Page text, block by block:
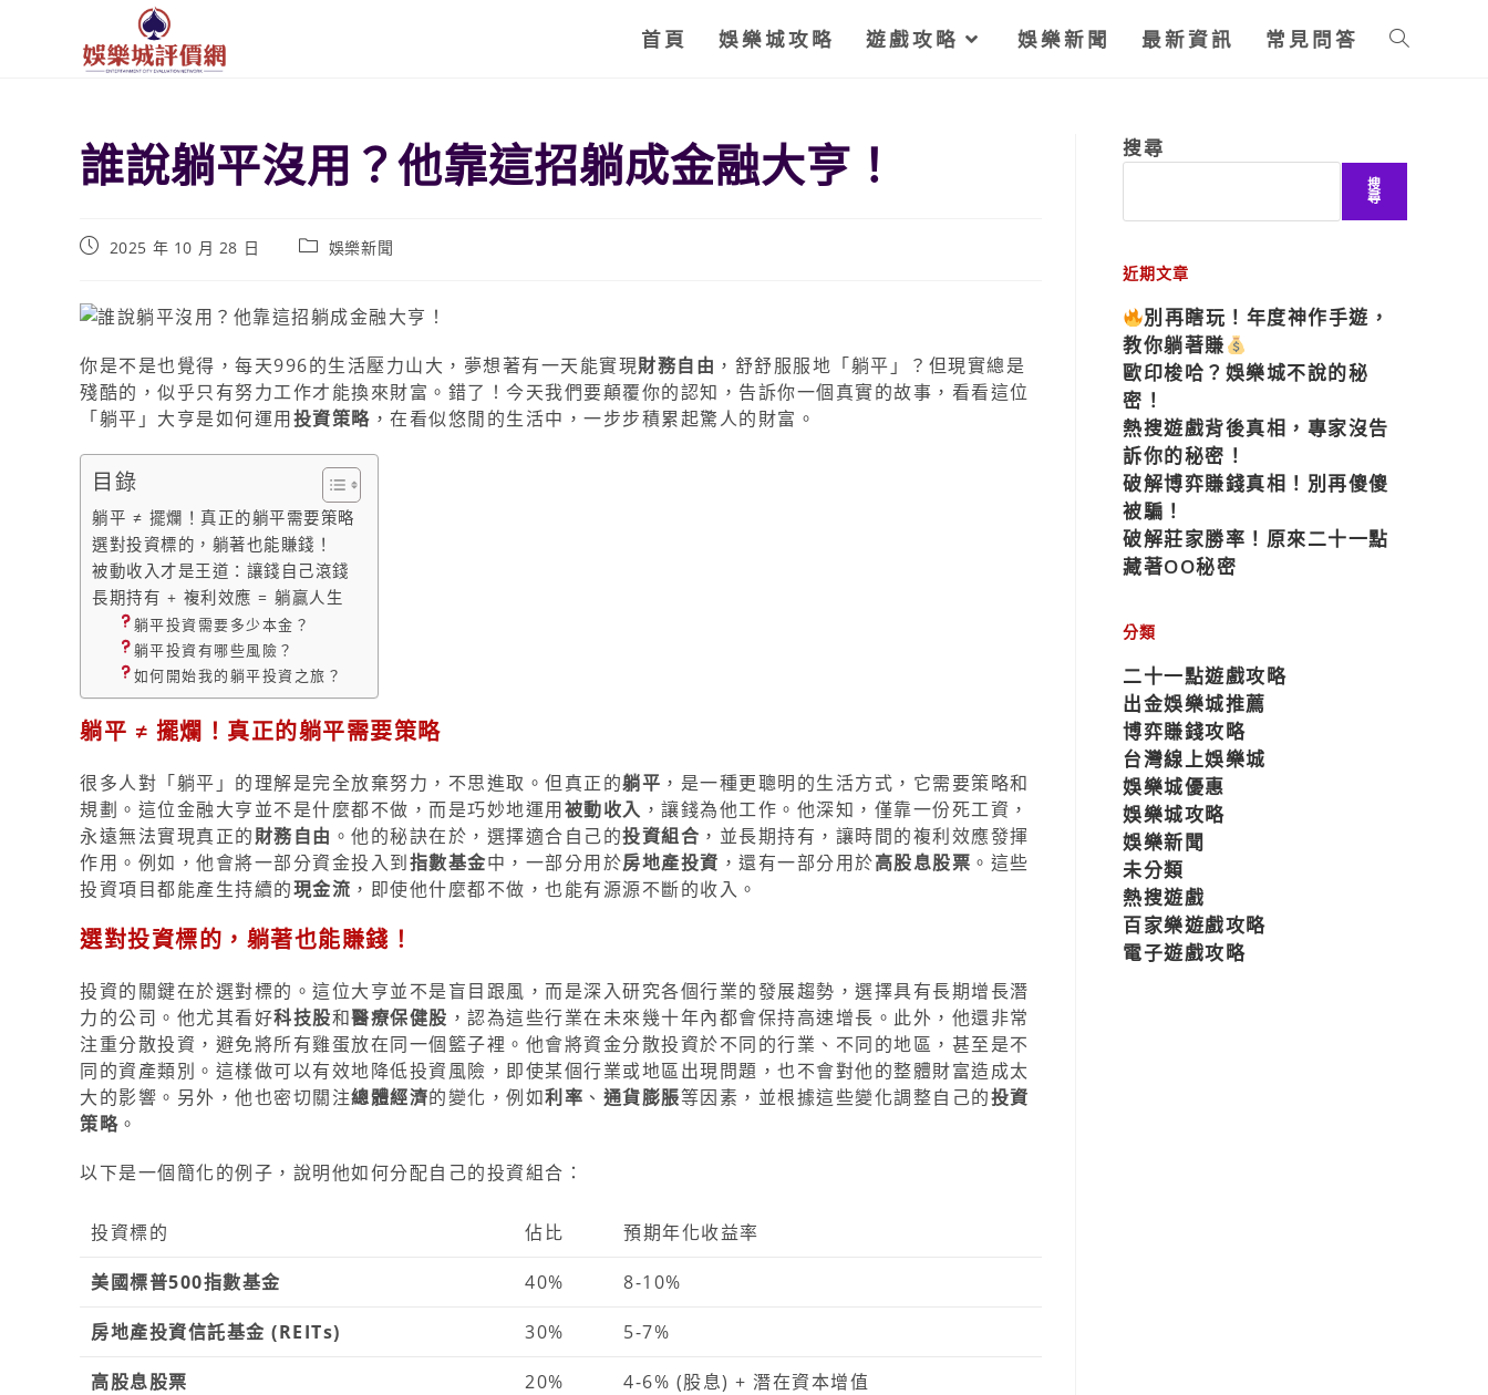
首頁 娛樂城攻略 遊戲攻略 娛樂新聞 最新資訊 常見問答
誰說躺平沒用？他靠這招躺成金融大亨！
2025 年 10 月 28 日 娛樂新聞
你是不是也覺得，每天996的生活壓力山大，夢想著有一天能實現財務自由 ，舒舒服服地「躺平」？但現實總是
殘酷的，似乎只有努力工作才能換來財富。錯了！今天我們要顛覆你的認知，告訴你一個真實的故事，看看這位
「躺平」大亨是如何運用投資策略 ，在看似悠閒的生活中，一步步積累起驚人的財富。
目錄
躺平 ≠ 擺爛！真正的躺平需要策略
選對投資標的，躺著也能賺錢！
被動收入才是王道：讓錢自己滾錢
長期持有 + 複利效應 = 躺贏人生
躺平投資需要多少本金？
躺平投資有哪些風險？
如何開始我的躺平投資之旅？
躺平 ≠ 擺爛！真正的躺平需要策略
很多人對「躺平」的理解是完全放棄努力，不思進取。但真正的躺平 ，是一種更聰明的生活方式，它需要策略和
規劃。這位金融大亨並不是什麼都不做，而是巧妙地運用被動收入 ，讓錢為他工作。他深知，僅靠一份死工資，
永遠無法實現真正的財務自由 。他的秘訣在於，選擇適合自己的投資組合 ，並長期持有，讓時間的複利效應發揮
作用。例如，他會將一部分資金投入到指數基金中，一部分用於房地產投資 ，還有一部分用於高股息股票 。這些
投資項目都能產生持續的現金流 ，即使他什麼都不做，也能有源源不斷的收入。
選對投資標的，躺著也能賺錢！
投資的關鍵在於選對標的。這位大亨並不是盲目跟風，而是深入研究各個行業的發展趨勢，選擇具有長期增長潛
力的公司。他尤其看好科技股和醫療保健股 ，認為這些行業在未來幾十年內都會保持高速增長。此外，他還非常
注重分散投資，避免將所有雞蛋放在同一個籃子裡。他會將資金分散投資於不同的行業、不同的地區，甚至是不
同的資產類別。這樣做可以有效地降低投資風險，即使某個行業或地區出現問題，也不會對他的整體財富造成太
大的影響。另外，他也密切關注總體經濟的變化，例如利率 、 通貨膨脹等因素，並根據這些變化調整自己的投資
策略 。
以下是一個簡化的例子，說明他如何分配自己的投資組合：
投資標的 佔比 預期年化收益率
美國標普500指數基金 40% 8-10%
房地產投資信託基金 (REITs) 30% 5-7%
高股息股票 20% 4-6% (股息) + 潛在資本增值
搜尋
搜
尋
近期文章
別再瞎玩！年度神作手遊，
教你躺著賺
歐印梭哈？娛樂城不說的秘
密！
熱搜遊戲背後真相，專家沒告
訴你的秘密！
破解博弈賺錢真相！別再傻傻
被騙！
破解莊家勝率！原來二十一點
藏著OO秘密
分類
二十一點遊戲攻略
出金娛樂城推薦
博弈賺錢攻略
台灣線上娛樂城
娛樂城優惠
娛樂城攻略
娛樂新聞
未分類
熱搜遊戲
百家樂遊戲攻略
電子遊戲攻略